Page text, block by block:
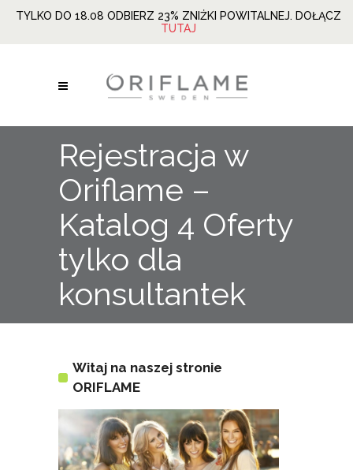
TYLKO DO 18.08 ODBIERZ 23% ZNIŻKI POWITALNEJ. DOŁĄCZ
TUTAJ
Rejestracja w
Oriflame –
Katalog 4 Oferty
tylko dla
konsultantek
Witaj na naszej stronie
ORIFLAME